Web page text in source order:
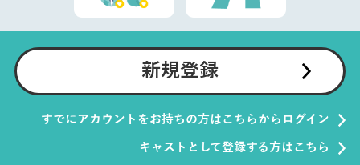
新規登録
すでにアカウントをお持ちの方はこちらからログイン
キャストとして登録する方はこちら